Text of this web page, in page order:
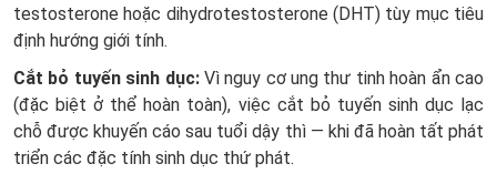
testosterone hoặc dihydrotestosterone (DHT) tùy mục tiêu
định hướng giới tính.
Cắt bỏ tuyến sinh dục:Vì nguy cơ ung thư tinh hoàn ẩn cao
(đặc biệt ở thể hoàn toàn), việc cắt bỏ tuyến sinh dục lạc
chỗ được khuyến cáo sau tuổi dậy thì — khi đã hoàn tất phát
triển các đặc tính sinh dục thứ phát.